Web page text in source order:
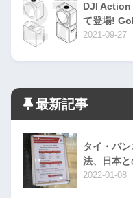
DJI Action
て登場!
2021-09-27
最新記事
タイ・バ
法、日本と
2022-01-08